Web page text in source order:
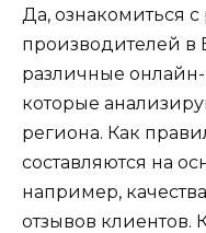
Да, ознакомиться
производителей в
различные
которые
региона. Как
составляются на
например,
отзывов клиентов.